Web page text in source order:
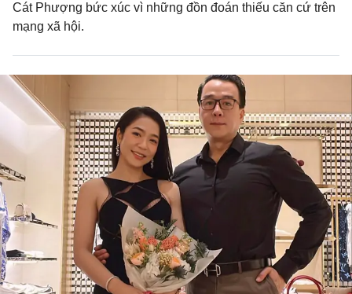
Cát Phượng bức xúc vì những đồn đoán thiếu căn cứ trên
mạng xã hội.